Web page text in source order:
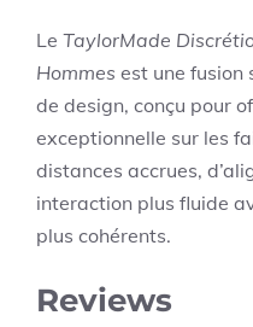
Le TaylorMade
Hommes est une fusion
de design, conçu pour
exceptionnelle sur les
distances accrues,
interaction plus fluide
plus cohérents.
Reviews